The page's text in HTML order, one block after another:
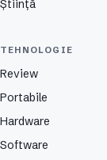
Știință
TEHNOLOGIE
Review
Portabile
Hardware
Software